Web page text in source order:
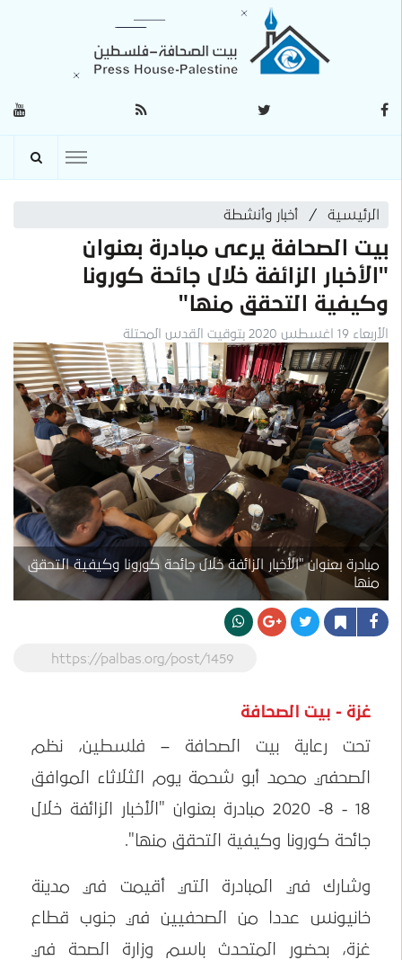
الرئيسية أخبار وأنشطة
بيت الصحافة يرعى مبادرة بعنوان
"الأخبار الزائفة خلال جائحة كورونا
وكيفية التحقق منها"
الأربعاء 19 اغسطس 2020 بتوقيت القدس المحتلة
مبادرة بعنوان "الأخبار الزائفة خلال جائحة كورونا وكيفية التحقق
منها
https://palbas.org/post/1459
غزة - بيت الصحافة
تحت رعاية بيت الصحافة – فلسطين، نظم
الصحفي محمد أبو شحمة يوم الثلاثاء الموافق
18 - 8- 2020 مبادرة بعنوان "الأخبار الزائفة خلال
جائحة كورونا وكيفية التحقق منها".
وشارك في المبادرة التي أقيمت في مدينة
خانيونس عددا من الصحفيين في جنوب قطاع
غزة، بحضور المتحدث باسم وزارة الصحة في